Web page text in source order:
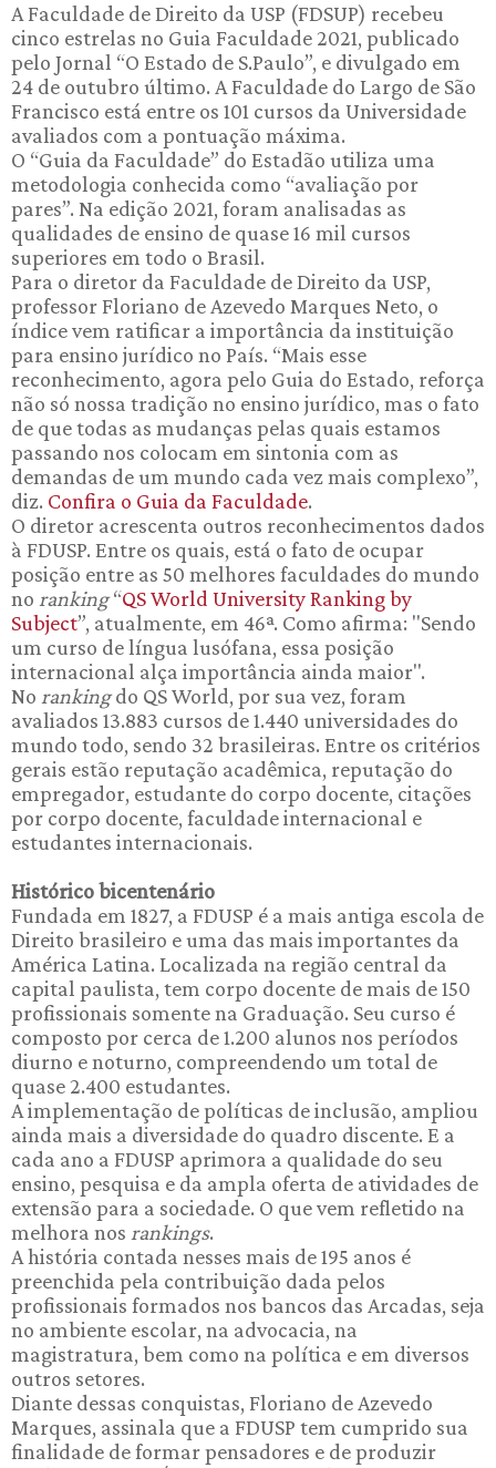
A Faculdade de Direito da USP (FDSUP) recebeu
cinco estrelas no Guia Faculdade 2021, publicado
pelo Jornal “O Estado de S.Paulo”, e divulgado em
24 de outubro último. A Faculdade do Largo de São
Francisco está entre os 101 cursos da Universidade
avaliados com a pontuação máxima.
O “Guia da Faculdade” do Estadão utiliza uma
metodologia conhecida como “avaliação por
pares”. Na edição 2021, foram analisadas as
qualidades de ensino de quase 16 mil cursos
superiores em todo o Brasil.
Para o diretor da Faculdade de Direito da USP,
professor Floriano de Azevedo Marques Neto, o
índice vem ratificar a importância da instituição
para ensino jurídico no País. “Mais esse
reconhecimento, agora pelo Guia do Estado, reforça
não só nossa tradição no ensino jurídico, mas o fato
de que todas as mudanças pelas quais estamos
passando nos colocam em sintonia com as
demandas de um mundo cada vez mais complexo”,
diz. Confira o Guia da Faculdade.
O diretor acrescenta outros reconhecimentos dados
à FDUSP. Entre os quais, está o fato de ocupar
posição entre as 50 melhores faculdades do mundo
no ranking“QS World University Ranking by
Subject”, atualmente, em 46ª. Como afirma: "Sendo
um curso de língua lusófana, essa posição
internacional alça importância ainda maior".
No rankingdo QS World, por sua vez, foram
avaliados 13.883 cursos de 1.440 universidades do
mundo todo, sendo 32 brasileiras. Entre os critérios
gerais estão reputação acadêmica, reputação do
empregador, estudante do corpo docente, citações
por corpo docente, faculdade internacional e
estudantes internacionais.
Histórico bicentenário
Fundada em 1827, a FDUSP é a mais antiga escola de
Direito brasileiro e uma das mais importantes da
América Latina. Localizada na região central da
capital paulista, tem corpo docente de mais de 150
profissionais somente na Graduação. Seu curso é
composto por cerca de 1.200 alunos nos períodos
diurno e noturno, compreendendo um total de
quase 2.400 estudantes.
A implementação de políticas de inclusão, ampliou
ainda mais a diversidade do quadro discente. E a
cada ano a FDUSP aprimora a qualidade do seu
ensino, pesquisa e da ampla oferta de atividades de
extensão para a sociedade. O que vem refletido na
melhora nos rankings.
A história contada nesses mais de 195 anos é
preenchida pela contribuição dada pelos
profissionais formados nos bancos das Arcadas, seja
no ambiente escolar, na advocacia, na
magistratura, bem como na política e em diversos
outros setores.
Diante dessas conquistas, Floriano de Azevedo
Marques, assinala que a FDUSP tem cumprido sua
finalidade de formar pensadores e de produzir